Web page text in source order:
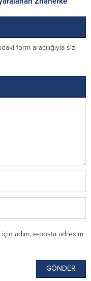
form aracılığıyla siz
için adım, e-posta adresim